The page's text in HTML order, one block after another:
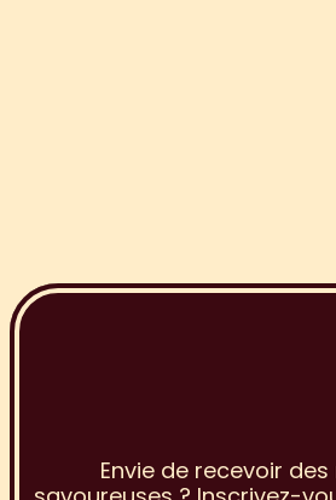
la News
Envie de recevoir